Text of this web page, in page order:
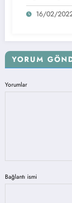
16/02/
YORUM
Yorumlar
Bağlantı ismi